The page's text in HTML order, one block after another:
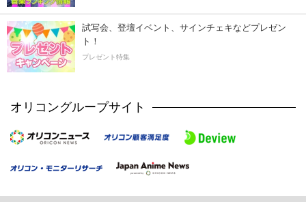
試写会、登壇イベント、サインチェキなどプレゼン
ト！
プレゼント特集
オリコングループサイト